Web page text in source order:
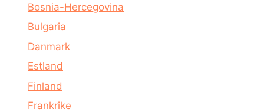
Bosnia-Hercegovina
Bulgaria
Danmark
Estland
Finland
Frankrike